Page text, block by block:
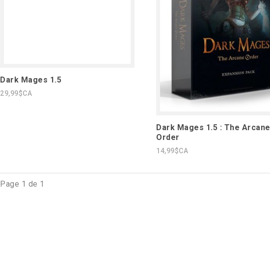
Dark Mages 1.5
29,99$CA
Dark Mages 1.5 : The Arcane
Order
14,99$CA
Page 1 de 1